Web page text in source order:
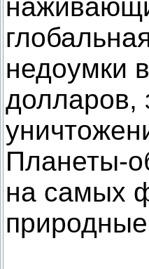
недоумки
долларов,
Планеты-
на самых